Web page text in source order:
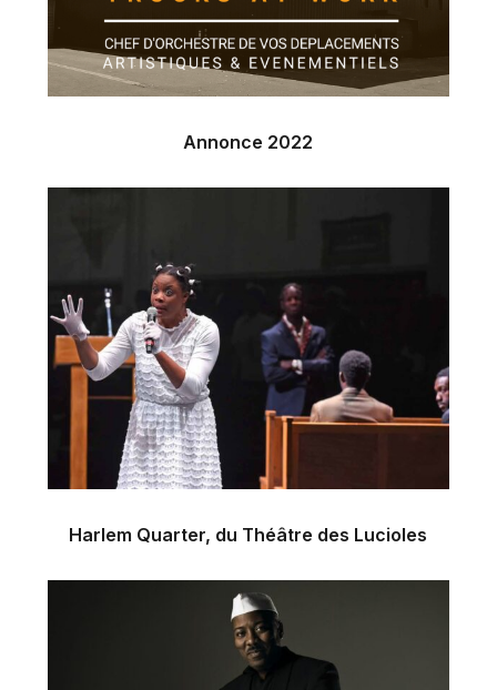
Annonce 2022
Harlem Quarter, du Théâtre des Lucioles